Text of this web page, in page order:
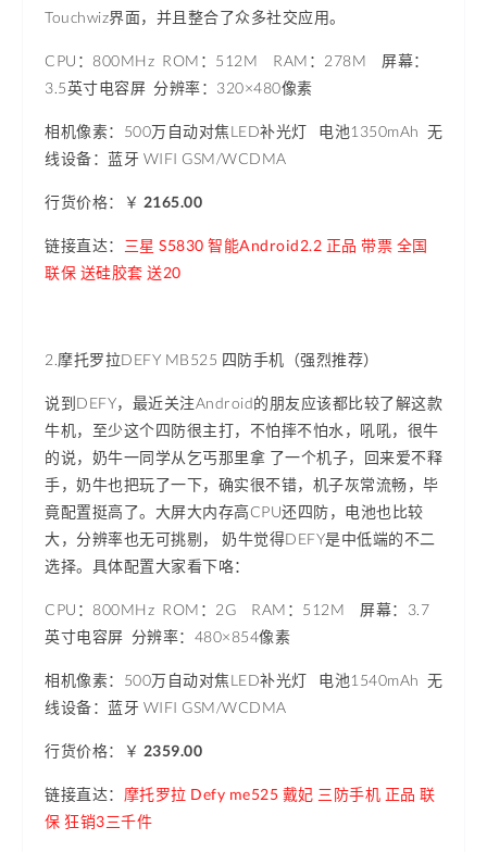
Touchwiz界面，并且整合了众多社交应用。
CPU：800MHz ROM：512M RAM：278M 屏幕：
3.5英寸电容屏 分辨率： 320×480像素
相机像素：500万自动对焦LED补光灯 电池1350mAh 无
线设备：蓝牙 WIFI GSM/WCDMA
行货价格： ￥ 2165.00
链接直达： 三星 S5830 智能Android2.2 正品 带票 全国
联保 送硅胶套 送20
2.摩托罗拉DEFY MB525 四防手机（强烈推荐）
说到DEFY，最近关注Android的朋友应该都比较了解这款
牛机，至少这个四防很主打，不怕摔不怕水，吼吼，很牛
的说，奶牛一同学从乞丐那里拿 了一个机子，回来爱不释
手，奶牛也把玩了一下，确实很不错，机子灰常流畅，毕
竟配置挺高了。大屏大内存高CPU还四防，电池也比较
大，分辨率也无可挑剔， 奶牛觉得DEFY是中低端的不二
选择。具体配置大家看下咯：
CPU：800MHz ROM：2G RAM：512M 屏幕：3.7
英寸电容屏 分辨率：480×854像素
相机像素：500万自动对焦LED补光灯 电池1540mAh 无
线设备：蓝牙 WIFI GSM/WCDMA
行货价格： ￥ 2359.00
链接直达： 摩托罗拉 Defy me525 戴妃 三防手机 正品 联
保 狂销3三千件